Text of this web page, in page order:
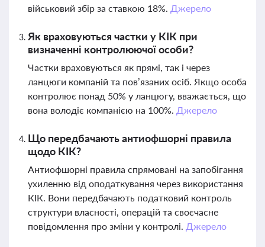
військовий збір за ставкою 18%. Джерело
Як враховуються частки у КІК при
визначенні контролюючої особи?
Частки враховуються як прямі, так і через
ланцюги компаній та пов’язаних осіб. Якщо особа
контролює понад 50% у ланцюгу, вважається, що
вона володіє компанією на 100%. Джерело
Що передбачають антиофшорні правила
щодо КІК?
Антиофшорні правила спрямовані на запобігання
ухиленню від оподаткування через використання
КІК. Вони передбачають податковий контроль
структури власності, операцій та своєчасне
повідомлення про зміни у контролі. Джерело